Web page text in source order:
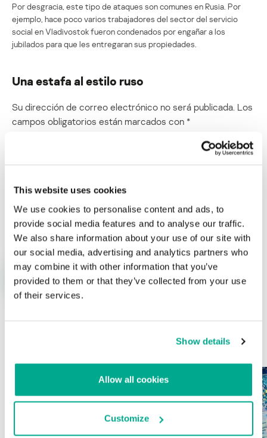
This website uses cookies
We use cookies to personalise content and ads, to
provide social media features and to analyse our traffic.
We also share information about your use of our site with
our social media, advertising and analytics partners who
may combine it with other information that you’ve
provided to them or that they’ve collected from your use
of their services.
Show details
Allow all cookies
Customize
Por desgracia, este tipo de ataques son comunes en Rusia. Por
ejemplo, hace poco varios trabajadores del sector del servicio
social en Vladivostok fueron condenados por engañar a los
jubilados para que les entregaran sus propiedades.
Una estafa al estilo ruso
Su dirección de correo electrónico no será publicada. Los
campos obligatorios están marcados con *
Nombre* Correo electrónico*
ÚLTIMAS PUBLICACIONES